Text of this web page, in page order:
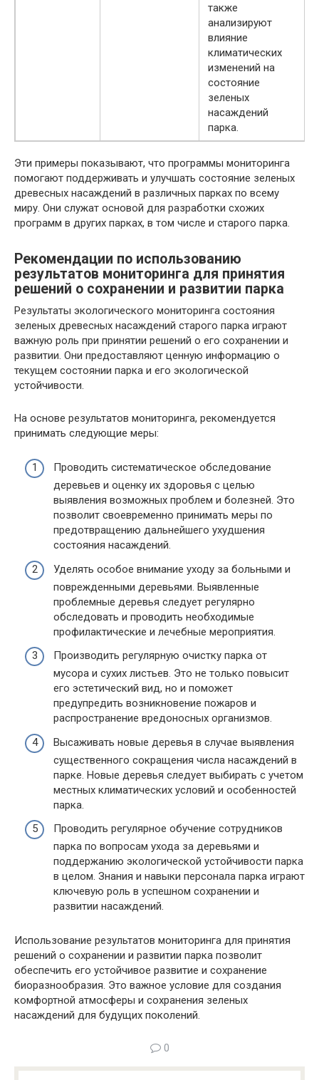
также
анализируют
влияние
климатических
изменений на
состояние
зеленых
насаждений
парка.
Эти примеры показывают, что программы мониторинга
помогают поддерживать и улучшать состояние зеленых
древесных насаждений в различных парках по всему
миру. Они служат основой для разработки схожих
программ в других парках, в том числе и старого парка.
Рекомендации по использованию
результатов мониторинга для принятия
решений о сохранении и развитии парка
Результаты экологического мониторинга состояния
зеленых древесных насаждений старого парка играют
важную роль при принятии решений о его сохранении и
развитии. Они предоставляют ценную информацию о
текущем состоянии парка и его экологической
устойчивости.
На основе результатов мониторинга, рекомендуется
принимать следующие меры:
Проводить систематическое обследование
деревьев и оценку их здоровья с целью
выявления возможных проблем и болезней. Это
позволит своевременно принимать меры по
предотвращению дальнейшего ухудшения
состояния насаждений.
Уделять особое внимание уходу за больными и
поврежденными деревьями. Выявленные
проблемные деревья следует регулярно
обследовать и проводить необходимые
профилактические и лечебные мероприятия.
Производить регулярную очистку парка от
мусора и сухих листьев. Это не только повысит
его эстетический вид, но и поможет
предупредить возникновение пожаров и
распространение вредоносных организмов.
Высаживать новые деревья в случае выявления
существенного сокращения числа насаждений в
парке. Новые деревья следует выбирать с учетом
местных климатических условий и особенностей
парка.
Проводить регулярное обучение сотрудников
парка по вопросам ухода за деревьями и
поддержанию экологической устойчивости парка
в целом. Знания и навыки персонала парка играют
ключевую роль в успешном сохранении и
развитии насаждений.
Использование результатов мониторинга для принятия
решений о сохранении и развитии парка позволит
обеспечить его устойчивое развитие и сохранение
биоразнообразия. Это важное условие для создания
комфортной атмосферы и сохранения зеленых
насаждений для будущих поколений.
0